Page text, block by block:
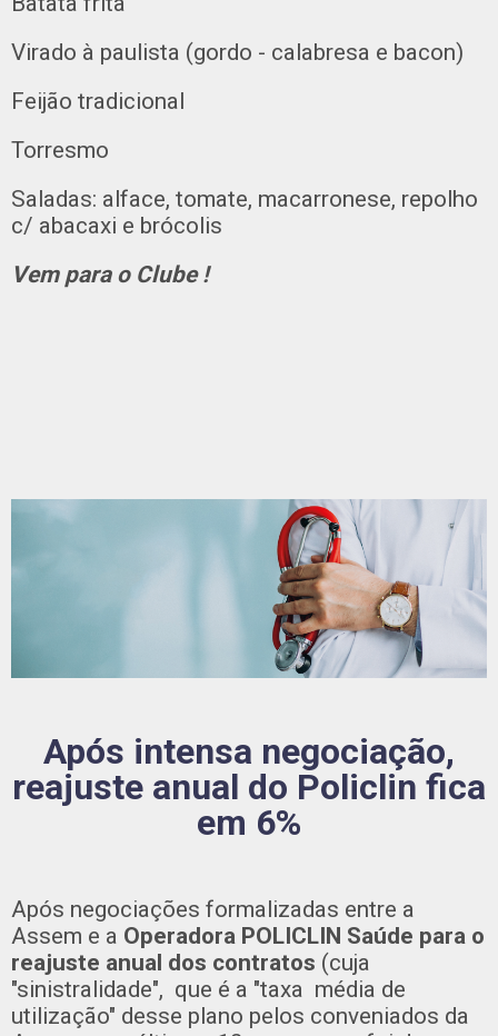
Virado à paulista (gordo - calabresa e bacon)
Feijão tradicional
Torresmo
Saladas: alface, tomate, macarronese, repolho
c/ abacaxi e brócolis
Vem para o Clube !
Após intensa negociação,
reajuste anual do Policlin fica
em 6%
Após negociações formalizadas entre a
Assem e a Operadora POLICLIN Saúde para o
reajuste anual dos contratos (cuja
"sinistralidade", que é a "taxa média de
utilização" desse plano pelos conveniados da